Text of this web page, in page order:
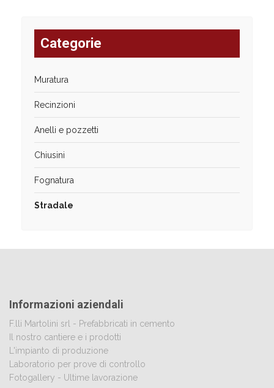
Categorie
Muratura
Recinzioni
Anelli e pozzetti
Chiusini
Fognatura
Stradale
Informazioni aziendali
F.lli Martolini srl - Prefabbricati in cemento
Il nostro cantiere e i prodotti
L'impianto di produzione
Laboratorio per prove di controllo
Fotogallery - Ultime lavorazione